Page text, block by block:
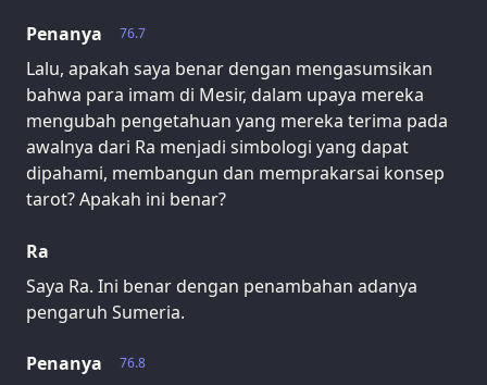
76.7
Penanya
Lalu, apakah saya benar dengan mengasumsikan
bahwa para imam di Mesir, dalam upaya mereka
mengubah pengetahuan yang mereka terima pada
awalnya dari Ra menjadi simbologi yang dapat
dipahami, membangun dan memprakarsai konsep
tarot? Apakah ini benar?
Ra
Saya Ra. Ini benar dengan penambahan adanya
pengaruh Sumeria.
76.8
Penanya